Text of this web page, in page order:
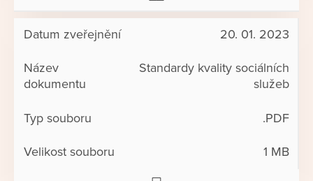
20. 01. 2023
Standardy kvality sociálních
služeb
.PDF
1 MB